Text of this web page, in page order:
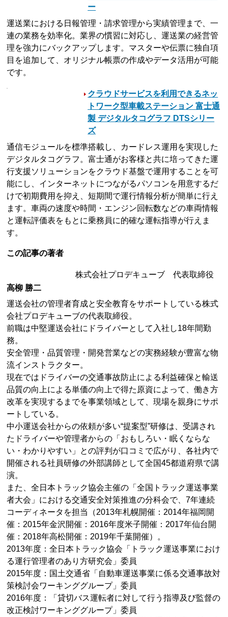
ー
運送業における日報管理・請求管理から実績管理まで、一
連の業務を効率化。業界の慣習に対応し、運送業の経営管
理を強力にバックアップします。マスターや伝票に独自項
目を追加して、オリジナル帳票の作成やデータ活用が可能
です。
クラウドサービスを利用できるネッ
トワーク型車載ステーション 富士通
製 デジタルタコグラフ DTSシリー
ズ
通信モジュールを標準搭載し、カードレス運用を実現した
デジタルタコグラフ。富士通がお客様と共に培ってきた運
行支援ソリューションをクラウド基盤で運用することを可
能にし、インターネットにつながるパソコンを用意するだ
けで初期費用を抑え、短期間で運行情報分析が簡単に行え
ます。車両の速度や時間・エンジン回転数などの車両情報
と運転評価表をもとに乗務員に的確な運転指導が行えま
す。
この記事の著者
株式会社プロデキューブ 代表取締役
高柳 勝二
運送会社の管理者育成と安全教育をサポートしている株式
会社プロデキューブの代表取締役。
前職は中堅運送会社にドライバーとして入社し18年間勤
務。
安全管理・品質管理・開発営業などの実務経験が豊富な物
流インストラクター。
現在ではドライバーの交通事故防止による利益確保と輸送
品質の向上による単価の向上で得た原資によって、働き方
改革を実現するまでを事業領域として、現場を親身にサポ
ートしている。
中小運送会社からの依頼が多い“提案型”研修は、受講され
たドライバーや管理者からの「おもしろい・眠くならな
い・わかりやすい」との評判が口コミで広がり、各社内で
開催される社員研修の外部講師として全国45都道府県で講
演。
また、全日本トラック協会主催の「全国トラック運送事業
者大会」における交通安全対策推進の分科会で、7年連続
コーディネータを担当（2013年札幌開催：2014年福岡開
催：2015年金沢開催：2016年度米子開催：2017年仙台開
催：2018年高松開催：2019年千葉開催）。
2013年度：全日本トラック協会「トラック運送事業におけ
る運行管理者のあり方研究会」委員
2015年度：国土交通省「自動車運送事業に係る交通事故対
策検討会ワーキンググループ」委員
2016年度：「貸切バス運転者に対して行う指導及び監督の
改正検討ワーキンググループ」委員